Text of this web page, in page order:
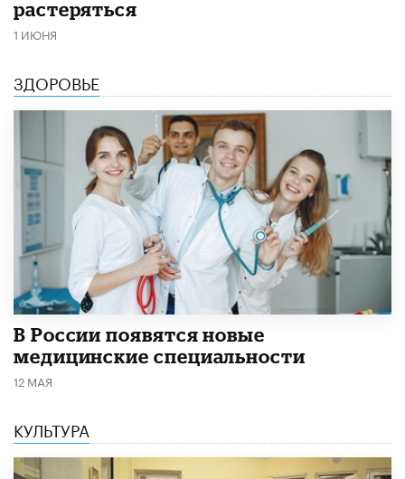
растеряться
1 ИЮНЯ
ЗДОРОВЬЕ
В России появятся новые
медицинские специальности
12 МАЯ
КУЛЬТУРА